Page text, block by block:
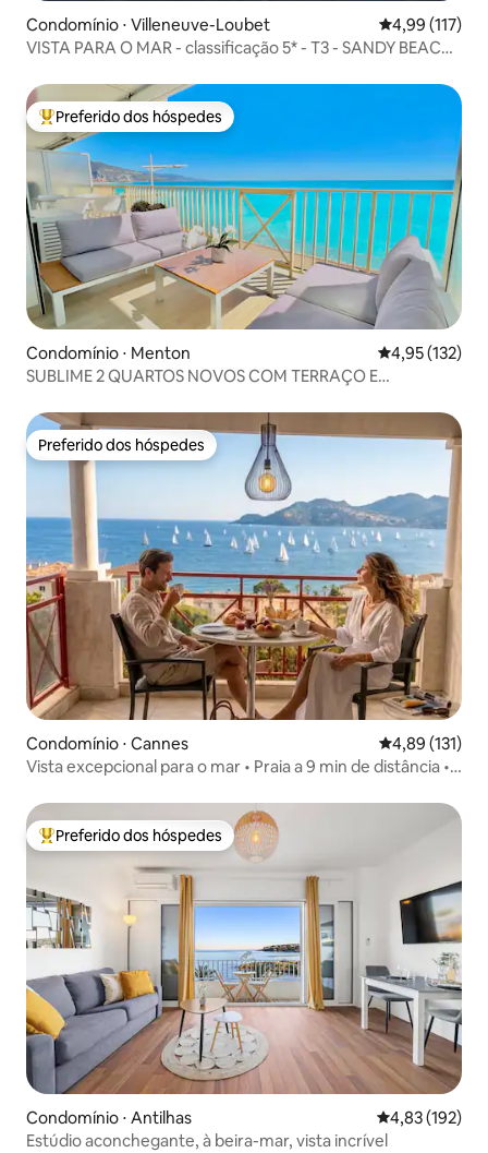
Condomínio ⋅ Villeneuve-Loubet 4,99 de uma
4,99 (117)
VISTA PARA O MAR - classificação 5* - T3 - SANDY BEACH
Entre os melhores preferidos dos hóspedes
Preferido dos hóspedes
Condomínio ⋅ Menton 4,95 de uma
4,95 (132)
SUBLIME 2 QUARTOS NOVOS COM TERRAÇO E
Preferido dos hóspedes
Preferido dos hóspedes
Condomínio ⋅ Cannes 4,89 de uma
4,89 (131)
Vista excepcional para o mar • Praia a 9 min de distância •
Entre os melhores preferidos dos hóspedes
Preferido dos hóspedes
Condomínio ⋅ Antilhas 4,83 de uma
4,83 (192)
Estúdio aconchegante, à beira-mar, vista incrível